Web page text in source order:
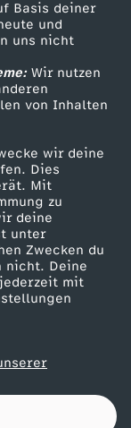
Basis deiner
und
uns nicht
Wir nutzen
von Inhalten
wir deine
Dies
Mit
zu
deine
unter
Zwecken du
nicht. Deine
mit